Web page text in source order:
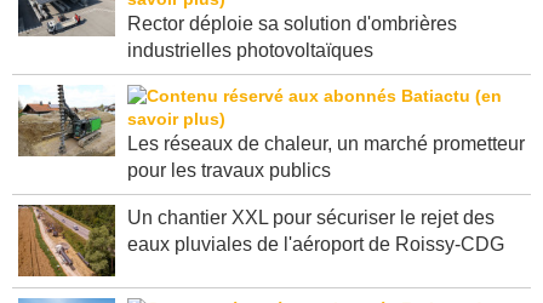
Rector déploie sa solution d'ombrières
industrielles photovoltaïques
Les réseaux de chaleur, un marché prometteur
pour les travaux publics
Un chantier XXL pour sécuriser le rejet des
eaux pluviales de l'aéroport de Roissy-CDG